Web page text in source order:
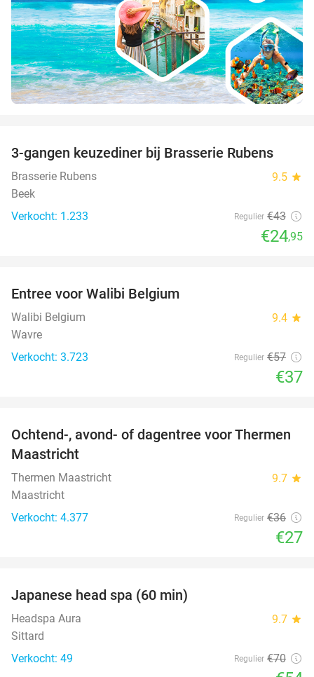
42%
3-gangen keuzediner bij Brasserie Rubens
Brasserie Rubens 9.5 star
Beek
Verkocht: 1.233
Regulier €43
€24,95
Entree voor Walibi Belgium
Walibi Belgium 9.4 star
Wavre
Verkocht: 3.723
Regulier €57
€37
25%
Ochtend-, avond- of dagentree voor Thermen
Maastricht
Thermen Maastricht 9.7 star
Maastricht
Verkocht: 4.377
Regulier €36
€27
Japanese head spa (60 min)
Headspa Aura 9.7 star
Sittard
Verkocht: 49
Regulier €70